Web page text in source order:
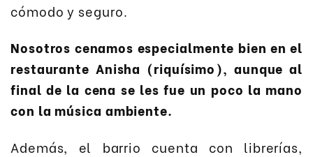
cómodo y seguro.
Nosotros cenamos especialmente bien en el
restaurante Anisha (riquísimo), aunque al
final de la cena se les fue un poco la mano
con la música ambiente.
Además, el barrio cuenta con librerías,